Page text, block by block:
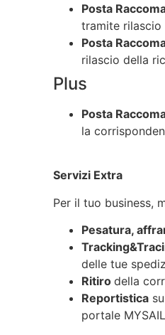
Posta
tramite
Posta
rilascio della
Plus
Posta
la
Servizi Extra
Per il tuo business,
Pesatura,
delle tue
Ritiro della
Reportistica
portale MYSAIL